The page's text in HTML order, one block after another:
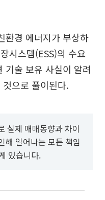
환경 에너지가 부상하
시스템(ESS)의 수요
기술 보유 사실이 알려
으로 풀이된다.
실제 매매동향과 차이
해 일어나는 모든 책임
있습니다.